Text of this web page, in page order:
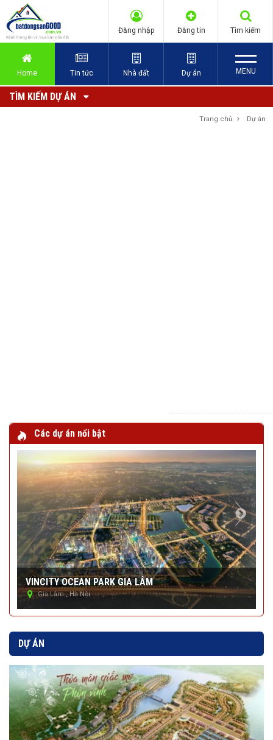
Đăng nhập Đăng tin Tìm kiếm
Home Tin tức Nhà đất Dự án MENU
TÌM KIẾM DỰ ÁN
Trang chủ Dự án
Các dự án nổi bật
VINCITY OCEAN PARK GIA LÂM
Gia Lâm , Hà Nội
DỰ ÁN